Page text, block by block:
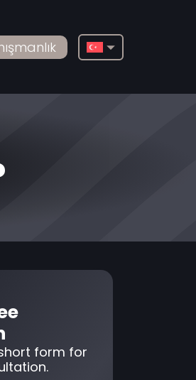
Français
Español
Italiano
form for